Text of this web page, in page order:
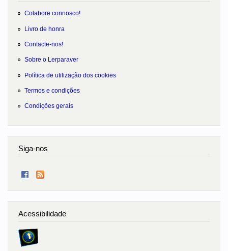
Colabore connosco!
Livro de honra
Contacte-nos!
Sobre o Lerparaver
Política de utilização dos cookies
Termos e condições
Condições gerais
Siga-nos
Acessibilidade